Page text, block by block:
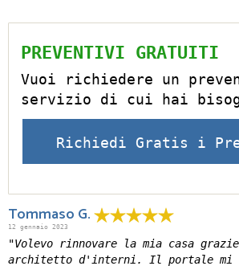
PREVENTIVI GRATUITI
Vuoi richiedere un
servizio di cui hai
Richiedi Gratis i
Tommaso G.
12 gennaio 2023
"Volevo rinnovare la mia casa
architetto d'interni. Il portale mi